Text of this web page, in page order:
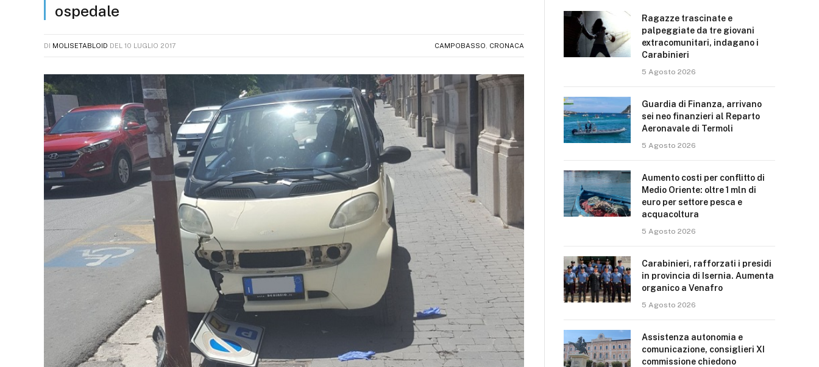
ospedale
DI MOLISETABLOID DEL 10 LUGLIO 2017 CAMPOBASSO CRONACA
Ragazze trascinate e
palpeggiate da tre giovani
extracomunitari, indagano i
Carabinieri
5 Agosto 2026
Guardia di Finanza, arrivano
sei neo finanzieri al Reparto
Aeronavale di Termoli
5 Agosto 2026
Aumento costi per conflitto di
Medio Oriente: oltre 1 mln di
euro per settore pesca e
acquacoltura
5 Agosto 2026
Carabinieri, rafforzati i presidi
in provincia di Isernia. Aumenta
organico a Venafro
5 Agosto 2026
Assistenza autonomia e
comunicazione, consiglieri XI
commissione chiedono